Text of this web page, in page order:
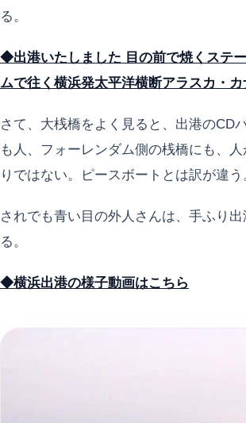
る。
◆出港いたしました 目の前で焼くステ
ムで往く横浜発太平洋横断アラスカ・
さて、大桟橋をよく見ると、出港のCD
も人、フォーレンダム側の桟橋にも、
りではない。ピースボートとは訳が違う
されでも青い目の外人さんは、手ふり
る。
◆横浜出港の様子動画はこちら